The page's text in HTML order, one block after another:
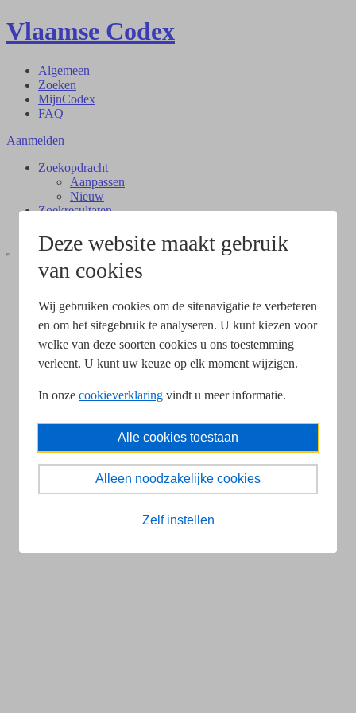
Deze website maakt gebruik
van cookies
Wij gebruiken cookies om de sitenavigatie te verbeteren
en om het sitegebruik te analyseren. U kunt kiezen voor
welke van deze soorten cookies u ons toestemming
verleent. U kunt uw keuze op elk moment wijzigen.
In onze cookieverklaring vindt u meer informatie.
Alle cookies toestaan
Alleen noodzakelijke cookies
Zelf instellen
Vlaamse Codex
Algemeen
Zoeken
MijnCodex
FAQ
Aanmelden
Zoekopdracht
Aanpassen
Nieuw
Zoekresultaten